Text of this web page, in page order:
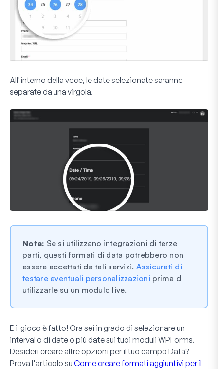
All'interno della voce, le date selezionate saranno
separate da una virgola.
Nota: Se si utilizzano integrazioni di terze
parti, questi formati di data potrebbero non
essere accettati da tali servizi. Assicurati di
testare eventuali personalizzazioni prima di
utilizzarle su un modulo live.
E il gioco è fatto! Ora sei in grado di selezionare un
intervallo di date o più date sui tuoi moduli WPForms.
Desideri creare altre opzioni per il tuo campo Data?
Prova l'articolo su Come creare formati aggiuntivi per il